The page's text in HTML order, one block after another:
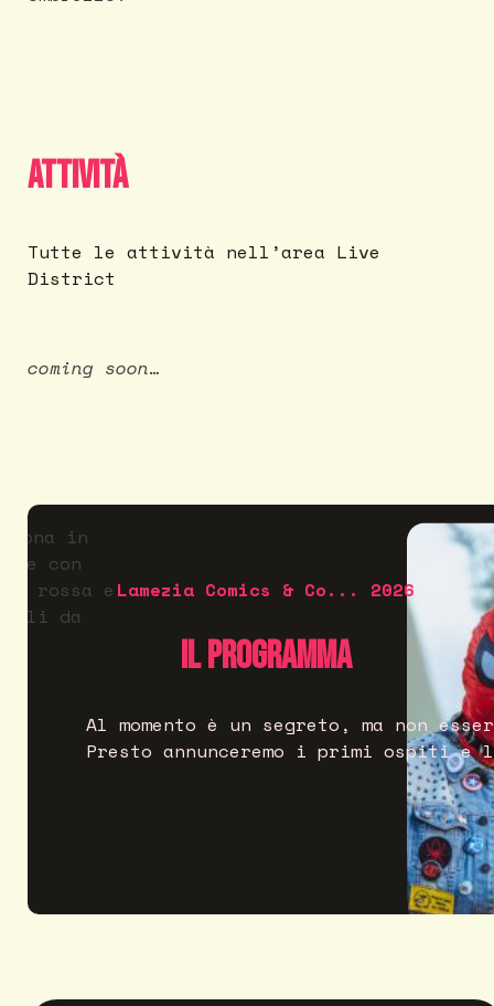
Attività
Tutte le attività nell’area Live
District
coming soon…
Lamezia Comics & Co... 2026
Il programma
Al momento è un segreto, ma non
Presto annunceremo i primi ospiti